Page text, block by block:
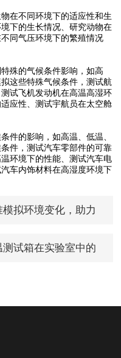
在不同环境下的适应性和生
下的生长情况、研究动物在
同气压环境下的繁殖情况
殊的气候条件影响，如高
这些特殊气候条件，测试航
试飞机发动机在高温高湿环
应性、测试宇航员在太空舱
的影响，如高温、低温、
件，测试汽车零部件的可靠
环境下的性能、测试汽车电
车内饰材料在高湿度环境下
拟环境变化，助力
试箱在实验室中的